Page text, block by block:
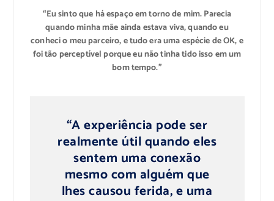
“Eu sinto que há espaço em torno de mim. Parecia
quando minha mãe ainda estava viva, quando eu
conheci o meu parceiro, e tudo era uma espécie de OK, e
foi tão perceptível porque eu não tinha tido isso em um
bom tempo.”
“A experiência pode ser
realmente útil quando eles
sentem uma conexão
mesmo com alguém que
lhes causou ferida, e uma